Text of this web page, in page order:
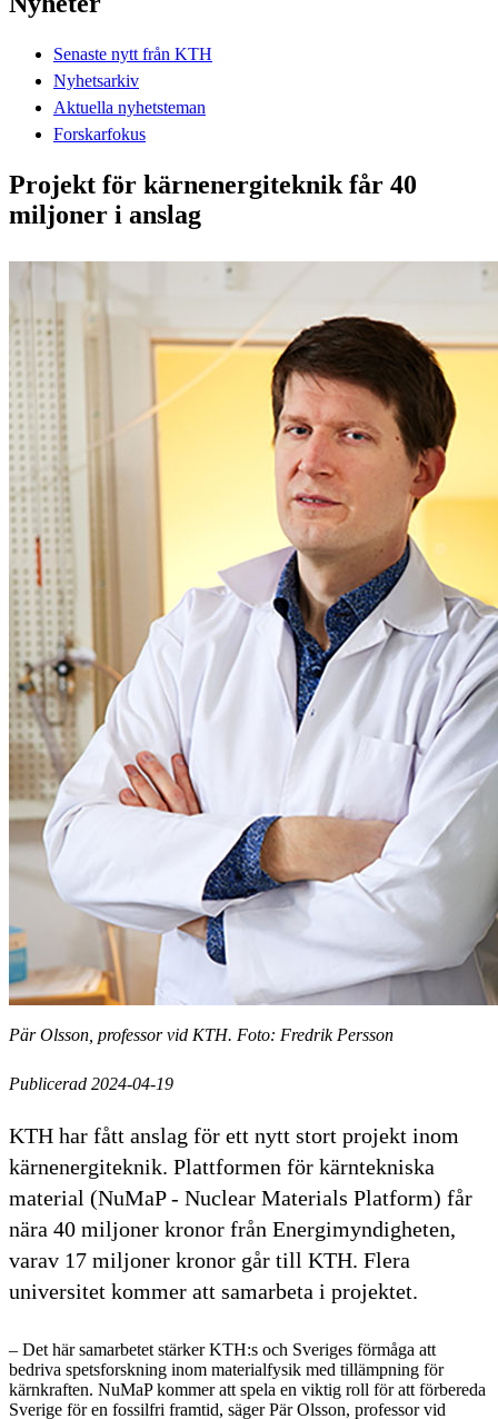
Senaste nytt från KTH
Nyhetsarkiv
Aktuella nyhetsteman
Forskarfokus
Projekt för kärnenergiteknik får 40
miljoner i anslag
Pär Olsson, professor vid KTH. Foto: Fredrik Persson
Publicerad 2024-04-19
KTH har fått anslag för ett nytt stort projekt inom
kärnenergiteknik. Plattformen för kärntekniska
material (NuMaP - Nuclear Materials Platform) får
nära 40 miljoner kronor från Energimyndigheten,
varav 17 miljoner kronor går till KTH. Flera
universitet kommer att samarbeta i projektet.
– Det här samarbetet stärker KTH:s och Sveriges förmåga att
bedriva spetsforskning inom materialfysik med tillämpning för
kärnkraften. NuMaP kommer att spela en viktig roll för att förbereda
Sverige för en fossilfri framtid, säger Pär Olsson, professor vid